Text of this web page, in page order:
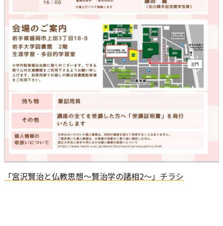
「宮沢賢治と仏教思想～賢治学の諸相2～」チラシ